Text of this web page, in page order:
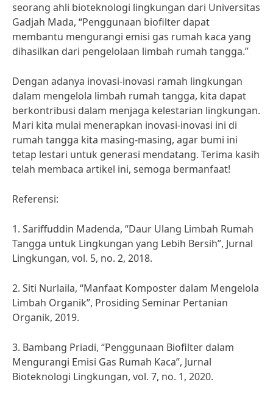
seorang ahli bioteknologi lingkungan dari Universitas
Gadjah Mada, “Penggunaan biofilter dapat
membantu mengurangi emisi gas rumah kaca yang
dihasilkan dari pengelolaan limbah rumah tangga.”
Dengan adanya inovasi-inovasi ramah lingkungan
dalam mengelola limbah rumah tangga, kita dapat
berkontribusi dalam menjaga kelestarian lingkungan.
Mari kita mulai menerapkan inovasi-inovasi ini di
rumah tangga kita masing-masing, agar bumi ini
tetap lestari untuk generasi mendatang. Terima kasih
telah membaca artikel ini, semoga bermanfaat!
Referensi:
1. Sariffuddin Madenda, “Daur Ulang Limbah Rumah
Tangga untuk Lingkungan yang Lebih Bersih”, Jurnal
Lingkungan, vol. 5, no. 2, 2018.
2. Siti Nurlaila, “Manfaat Komposter dalam Mengelola
Limbah Organik”, Prosiding Seminar Pertanian
Organik, 2019.
3. Bambang Priadi, “Penggunaan Biofilter dalam
Mengurangi Emisi Gas Rumah Kaca”, Jurnal
Bioteknologi Lingkungan, vol. 7, no. 1, 2020.